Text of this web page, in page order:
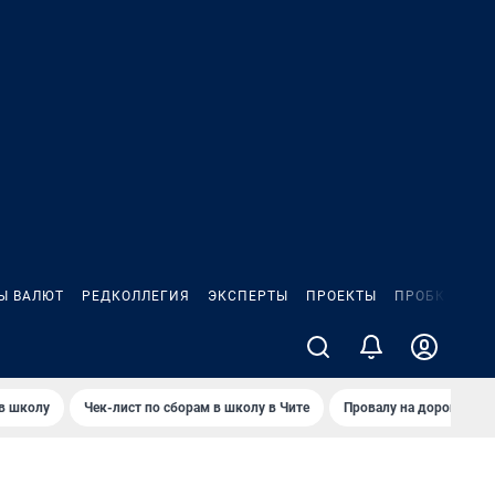
ВАЛЮТ РЕДКОЛЛЕГИЯ ЭКСПЕРТЫ ПРОЕКТЫ ПРОБКИ
школу Чек-лист по сборам в школу в Чите Провалу на дороге